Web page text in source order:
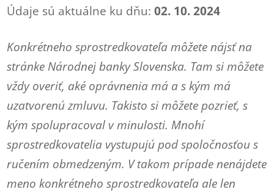
Údaje sú aktuálne ku dňu:02. 10. 2024
Konkrétneho sprostredkovateľa môžete nájsť na
stránke Národnej banky Slovenska. Tam si môžete
vždy overiť, aké oprávnenia má a s kým má
uzatvorenú zmluvu. Takisto si môžete pozrieť, s
kým spolupracoval v minulosti. Mnohí
sprostredkovatelia vystupujú pod spoločnosťou s
ručením obmedzeným. V takom prípade nenájdete
meno konkrétneho sprostredkovateľa ale len